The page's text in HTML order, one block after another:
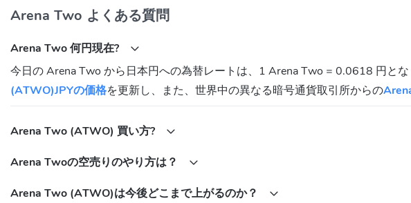
Base:0x499D35eBE6cEe9B2Ac35Fd003fcBbeeB9CFc7B32
Arena Two よくある質問
Arena Two 何円現在?
今日の Arena Two から日本円への為替レートは、1 Arena Two = 0.0618 円と
(ATWO)JPYの価格を更新し、また、世界中の異なる暗号通貨取引所からの
Arena Two (ATWO) 買い方?
Arena Twoの空売りのやり方は？
Arena Two (ATWO)は今後どこまで上がるのか？